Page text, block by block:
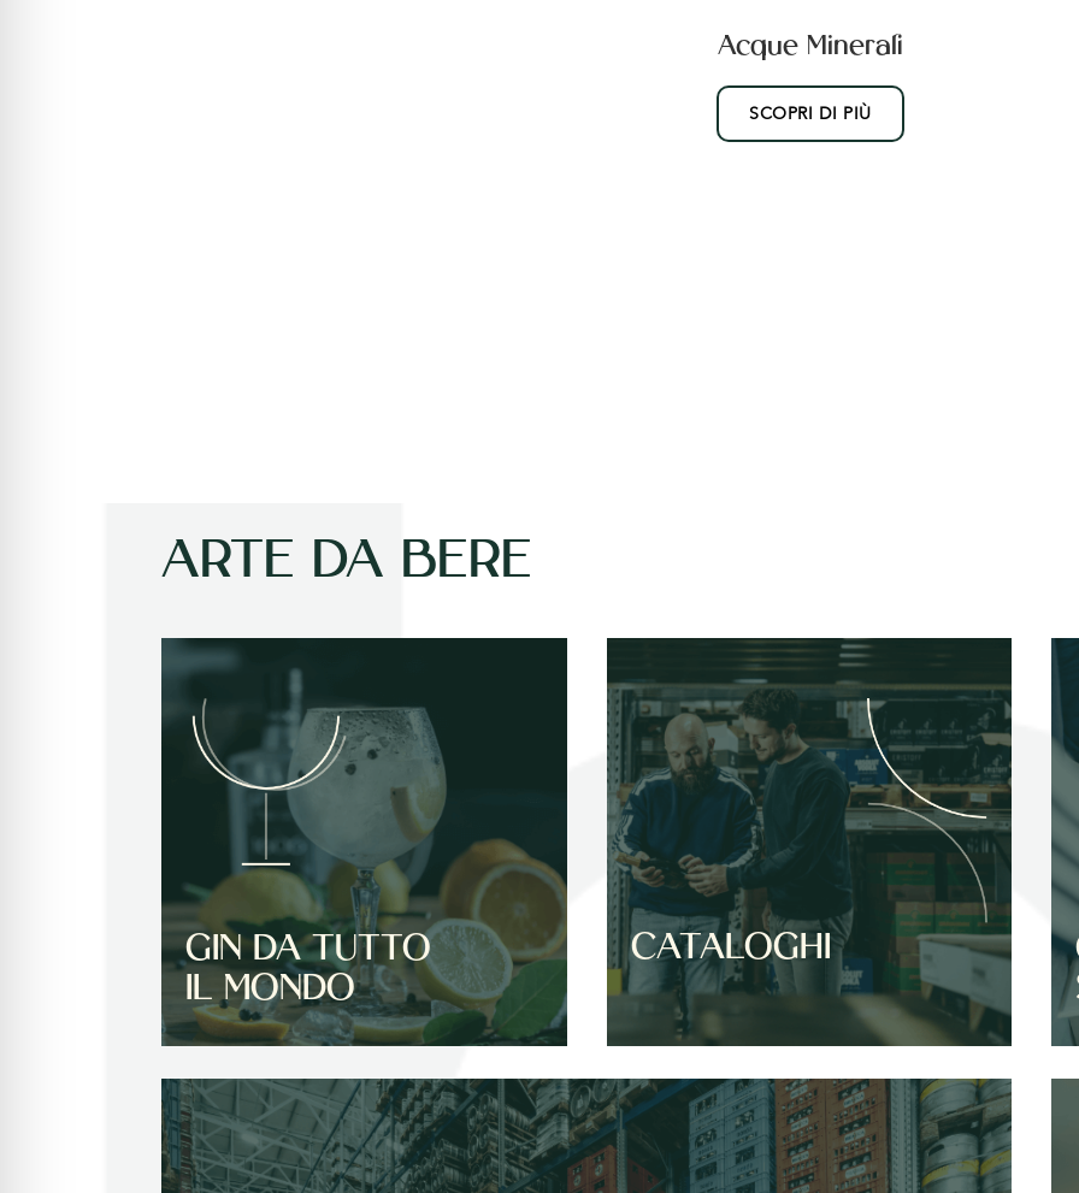
Acque Minerali
SCOPRI DI PIÙ
ARTE DA BERE
GIN DA TUTTO
IL MONDO
CATALOGHI